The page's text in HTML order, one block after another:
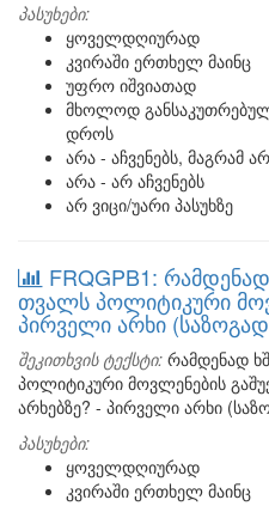
პასუხები:
ყოველდღიურად
კვირაში ერთხელ მაინც
უფრო იშვიათად
მხოლოდ
დროს
არა - აჩვენებს, მაგრამ
არა - არ აჩვენებს
არ ვიცი/უარი პასუხზე
FRQGPB1:
თვალს პოლიტიკური
პირველი არხი
შეკითხვის ტექსტი: რამდენად
პოლიტიკური მოვლენების
არხებზე? - პირველი არხი
პასუხები:
ყოველდღიურად
კვირაში ერთხელ მაინც